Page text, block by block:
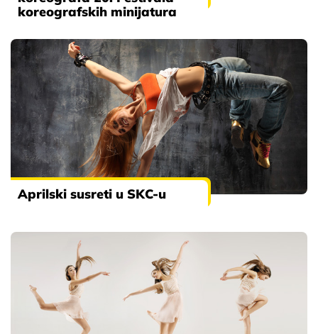
koreografskih minijatura
Aprilski susreti u SKC-u